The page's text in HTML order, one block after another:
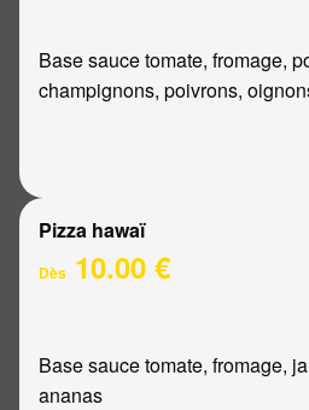
Base sauce tomate, fromage,
champignons, poivrons,
Pizza hawaï
Dès 10.00 €
Base sauce tomate, fromage,
ananas